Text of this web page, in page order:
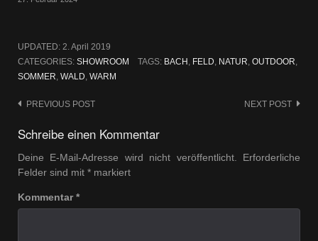
UPDATED: 2. April 2019
CATEGORIES: SHOWROOM TAGS: BACH , FELD, NATUR, OUTDOOR,
SOMMER, WALD, WARM
Post
navigation
PREVIOUS POST NEXT POST
Schreibe einen Kommentar
Deine E-Mail-Adresse wird nicht veröffentlicht.
Erforderliche
Felder sind mit * markiert
Kommentar*